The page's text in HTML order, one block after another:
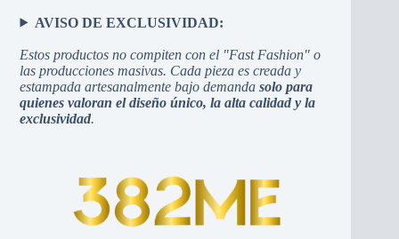
AVISO DE EXCLUSIVIDAD:
Estos productos no compiten con el "Fast Fashion" o
las producciones masivas. Cada pieza es creada y
estampada artesanalmente bajo demandasolo para
quienes valoran el diseño único, la alta calidad y la
exclusividad.